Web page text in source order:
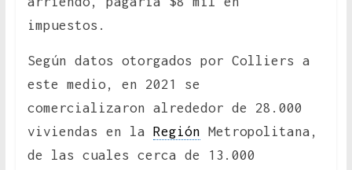
impuestos.
Según datos otorgados por Colliers a
este medio, en 2021 se
comercializaron alrededor de 28.000
viviendas en la Región Metropolitana,
de las cuales cerca de 13.000